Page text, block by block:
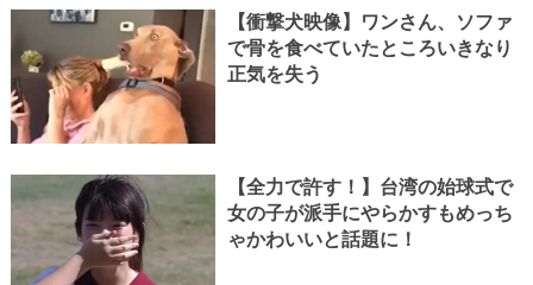
【衝撃犬映像】ワンさん、ソファ
で骨を食べていたところいきなり
正気を失う
【全力で許す！】台湾の始球式で
女の子が派手にやらかすもめっち
ゃかわいいと話題に！